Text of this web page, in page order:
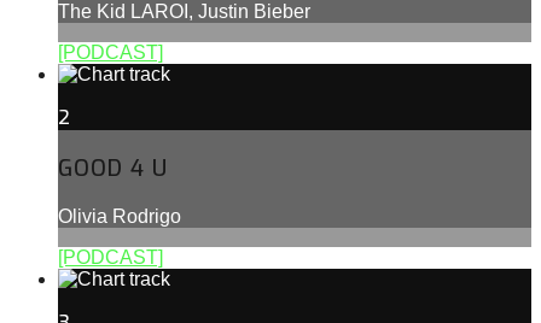
The Kid LAROI, Justin Bieber
[PODCAST]
2
GOOD 4 U
Olivia Rodrigo
[PODCAST]